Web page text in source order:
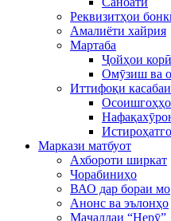
Реквизитҳои
Амалиёти хайрия
Мартаба
Ҷойҳои корӣ
Омӯзиш ва
Иттифоқи
Осоишгоҳҳо
Маркази матбуот
Ахбороти ширкат
Чорабиниҳо
ВАО дар бораи мо
Анонс ва эълонҳо
Маҷаллаи “Нерӯ”